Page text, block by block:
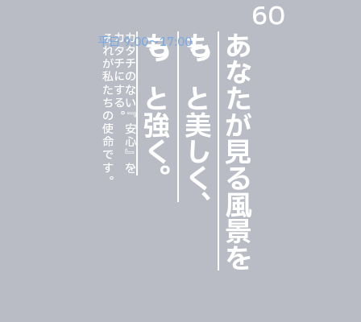
60
平日 9:00〜17:00 あなたが見る風景を
もっと美しく
、
もっと強く
。
カタチのない『安心』を、
カタチにする。
それが私たちの使命です。